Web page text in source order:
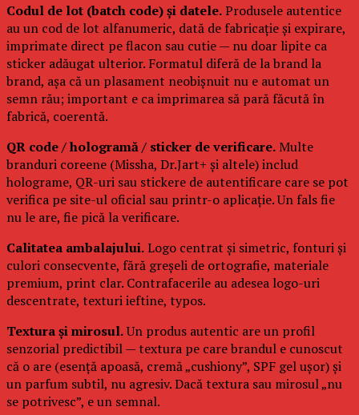
Codul de lot (batch code) și datele.Produsele autentice
au un cod de lot alfanumeric, dată de fabricație și expirare,
imprimate direct pe flacon sau cutie — nu doar lipite ca
sticker adăugat ulterior. Formatul diferă de la brand la
brand, așa că un plasament neobișnuit nu e automat un
semn rău; important e ca imprimarea să pară făcută în
fabrică, coerentă.
QR code / hologramă / sticker de verificare.Multe
branduri coreene (Missha, Dr.Jart+ și altele) includ
holograme, QR-uri sau stickere de autentificare care se pot
verifica pe site-ul oficial sau printr-o aplicație. Un fals fie
nu le are, fie pică la verificare.
Calitatea ambalajului.Logo centrat și simetric, fonturi și
culori consecvente, fără greșeli de ortografie, materiale
premium, print clar. Contrafacerile au adesea logo-uri
descentrate, texturi ieftine, typos.
Textura și mirosul.Un produs autentic are un profil
senzorial predictibil — textura pe care brandul e cunoscut
că o are (esență apoasă, cremă „cushiony”, SPF gel ușor) și
un parfum subtil, nu agresiv. Dacă textura sau mirosul „nu
se potrivesc”, e un semnal.